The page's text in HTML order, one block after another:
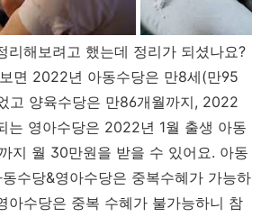
리해보려고 했는데 정리가 되셨나요?
면 2022년 아동수당은 만8세(만95
고 양육수당은 만86개월까지, 2022
는 영아수당은 2022년 1월 출생 아동
지 월 30만원을 받을 수 있어요. 아동
수당&영아수당은 중복수혜가 가능하
아수당은 중복 수혜가 불가능하니 참